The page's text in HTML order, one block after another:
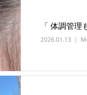
「 体調管理
2026.01.13